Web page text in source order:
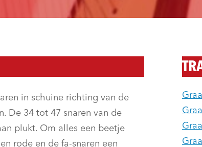
in schuine richting van de
De 34 tot 47 snaren van de
plukt. Om alles een beetje
rode en de fa-snaren een